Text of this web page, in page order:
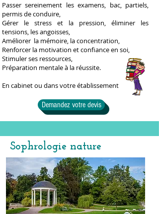
Passer sereinement les examens, bac, partiels,
permis de conduire,
Gérer le stress et la pression, éliminer les
tensions, les angoisses,
Améliorer la mémoire, la concentration,
Renforcer la motivation et confiance en soi,
Stimuler ses ressources,
Préparation mentale à la réussite.
En cabinet ou dans votre établissement
Demandez votre devis
Sophrologie nature